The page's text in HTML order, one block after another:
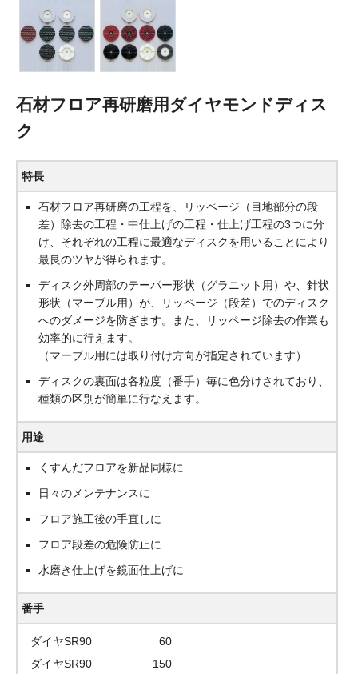
石材フロア再研磨用ダイヤモンドディス
ク
特長
石材フロア再研磨の工程を、リッページ（目地部分の段
差）除去の工程・中仕上げの工程・仕上げ工程の3つに分
け、それぞれの工程に最適なディスクを用いることにより
最良のツヤが得られます。
ディスク外周部のテーパー形状（グラニット用）や、針状
形状（マーブル用）が、リッページ（段差）でのディスク
へのダメージを防ぎます。また、リッページ除去の作業も
効率的に行えます。
（マーブル用には取り付け方向が指定されています）
ディスクの裏面は各粒度（番手）毎に色分けされており、
種類の区別が簡単に行なえます。
用途
くすんだフロアを新品同様に
日々のメンテナンスに
フロア施工後の手直しに
フロア段差の危険防止に
水磨き仕上げを鏡面仕上げに
番手
ダイヤSR90
60
ダイヤSR90
150